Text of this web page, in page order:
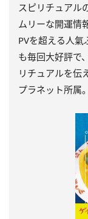
スピリチュアル
ムリーな開運情
PVを超える人
も毎回大好評で
リチュアルを伝
プラネット所属。